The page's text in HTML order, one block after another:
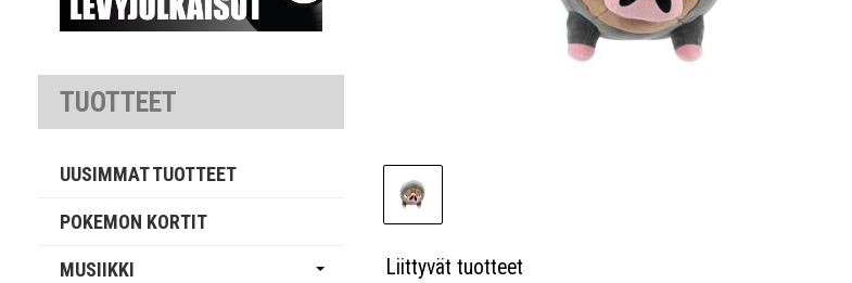
Liittyvät tuotteet
TUOTTEET
UUSIMMAT TUOTTEET
POKEMON KORTIT
MUSIIKKI